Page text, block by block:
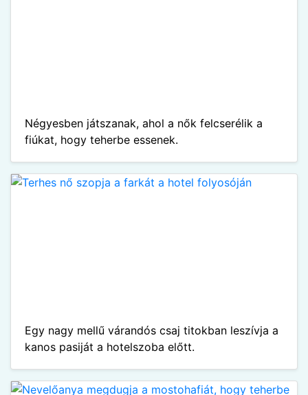
Négyesben játszanak, ahol a nők felcserélik a
fiúkat, hogy teherbe essenek.
Egy nagy mellű várandós csaj titokban leszívja a
kanos pasiját a hotelszoba előtt.